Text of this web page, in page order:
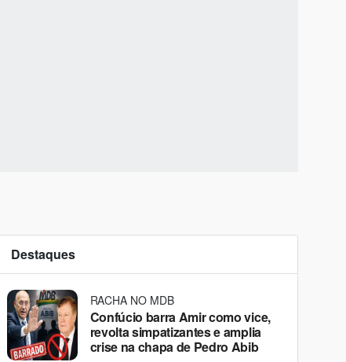
Destaques
RACHA NO MDB
Confúcio barra Amir como vice,
revolta simpatizantes e amplia
crise na chapa de Pedro Abib